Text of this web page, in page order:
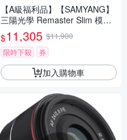
【A級福利品】【SAMYANG】
三陽光學 Remaster Slim 模組
化鏡頭套組 公司貨
$11,305 $11,900
限時下殺
券
加入購物車